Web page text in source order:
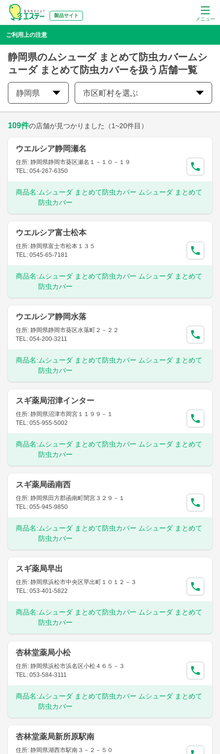
メニュー
製品サイト
ご利用上の注意
静岡県のムシューダ まとめて防虫カバームシ
ューダ まとめて防虫カバーを扱う店舗一覧
静岡県 市区町村を選ぶ
109件の店舗が見つかりました （1~20件目）
ウエルシア静岡瀬名
住所: 静岡県静岡市葵区瀬名１－１０－１９
TEL: 054-267-6350
商品名: ムシューダ まとめて防虫カバー ムシューダ まとめて
防虫カバー
ウエルシア富士松本
住所: 静岡県富士市松本１３５
TEL: 0545-65-7181
商品名: ムシューダ まとめて防虫カバー ムシューダ まとめて
防虫カバー
ウエルシア静岡水落
住所: 静岡県静岡市葵区水落町２－２２
TEL: 054-200-3211
商品名: ムシューダ まとめて防虫カバー ムシューダ まとめて
防虫カバー
スギ薬局沼津インター
住所: 静岡県沼津市岡宮１１９９－１
TEL: 055-955-5002
商品名: ムシューダ まとめて防虫カバー ムシューダ まとめて
防虫カバー
スギ薬局函南西
住所: 静岡県田方郡函南町間宮３２９－１
TEL: 055-945-9850
商品名: ムシューダ まとめて防虫カバー ムシューダ まとめて
防虫カバー
スギ薬局早出
住所: 静岡県浜松市中央区早出町１０１２－３
TEL: 053-401-5822
商品名: ムシューダ まとめて防虫カバー ムシューダ まとめて
防虫カバー
杏林堂薬局小松
住所: 静岡県浜松市浜名区小松４６５－３
TEL: 053-584-3111
商品名: ムシューダ まとめて防虫カバー ムシューダ まとめて
防虫カバー
杏林堂薬局新所原駅南
住所: 静岡県湖西市駅南３－２－５０